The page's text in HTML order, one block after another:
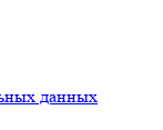
данных